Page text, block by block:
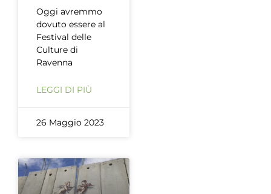
Oggi avremmo
dovuto essere al
Festival delle
Culture di
Ravenna
LEGGI DI PIÙ
26 Maggio 2023